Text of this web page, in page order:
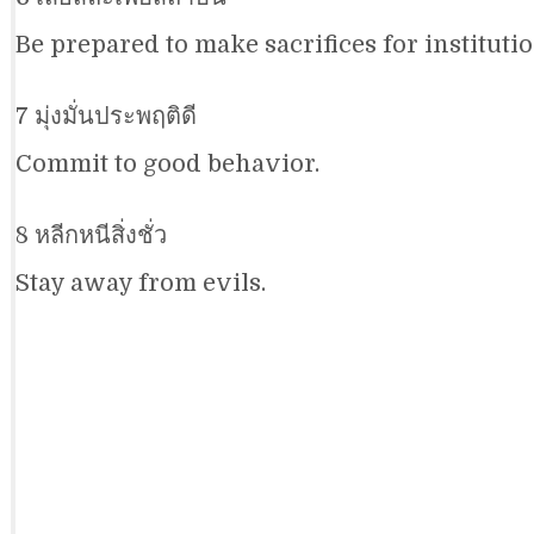
Be prepared to make sacrifices for
7 มุ่งมั่นประพฤติดี
Commit to good behavior.
8 หลีกหนีสิ่งชั่ว
Stay away from evils.